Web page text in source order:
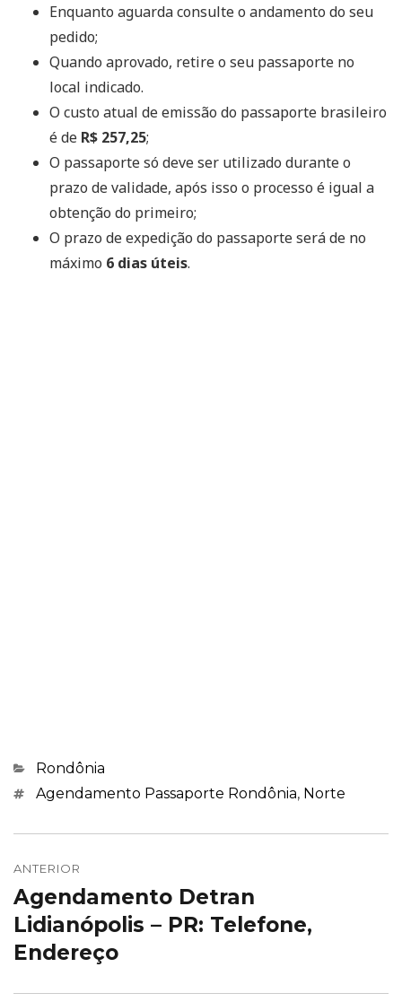
Enquanto aguarda consulte o andamento do seu
pedido;
Quando aprovado, retire o seu passaporte no
local indicado.
O custo atual de emissão do passaporte brasileiro
é de R$ 257,25;
O passaporte só deve ser utilizado durante o
prazo de validade, após isso o processo é igual a
obtenção do primeiro;
O prazo de expedição do passaporte será de no
máximo 6 dias úteis.
Categorias
Rondônia
Marcações
Agendamento Passaporte Rondônia, Norte
de
Post
ANTERIOR
Post
anterior:
Agendamento Detran
Lidianópolis – PR: Telefone,
Endereço